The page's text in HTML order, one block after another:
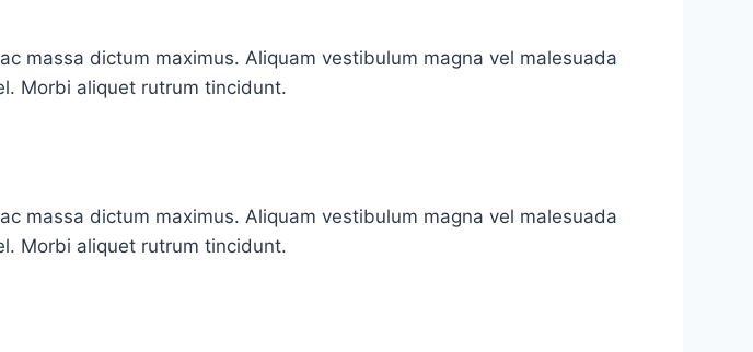
massa dictum maximus. Aliquam vestibulum magna vel malesuada
Morbi aliquet rutrum tincidunt.
massa dictum maximus. Aliquam vestibulum magna vel malesuada
Morbi aliquet rutrum tincidunt.